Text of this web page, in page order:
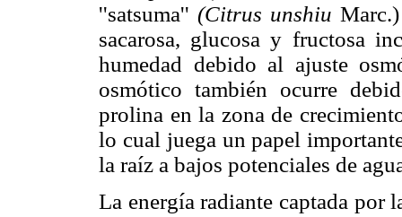
''satsuma'' (Citrus unshiu
sacarosa, glucosa y fructosa
humedad debido al ajuste
osmótico también ocurre
prolina en la zona de
lo cual juega un papel
la raíz a bajos potenciales de
La energía radiante captada por